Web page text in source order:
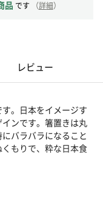
品 です （詳細）
レビュー
。日本をイメージす
ンです。箸置きは丸
バラバラになること
もりで、粋な日本食